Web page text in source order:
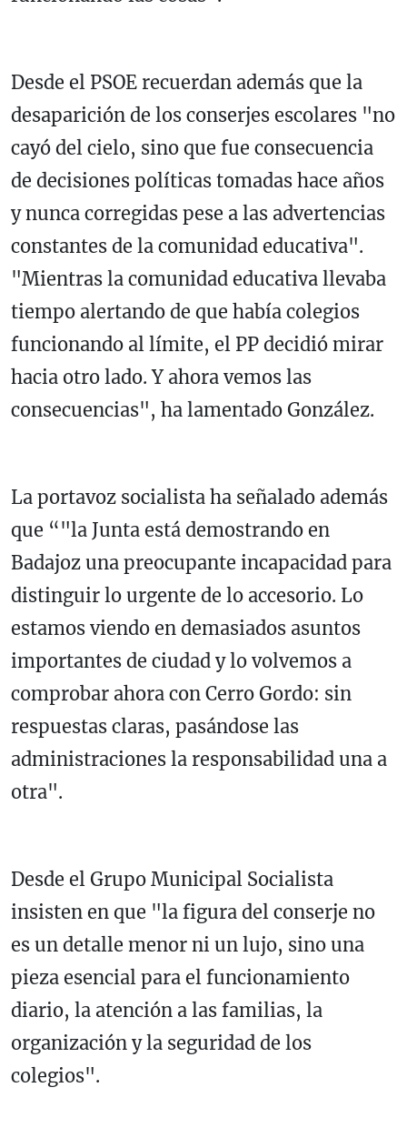
Desde el PSOE recuerdan además que la
desaparición de los conserjes escolares "no
cayó del cielo, sino que fue consecuencia
de decisiones políticas tomadas hace años
y nunca corregidas pese a las advertencias
constantes de la comunidad educativa".
"Mientras la comunidad educativa llevaba
tiempo alertando de que había colegios
funcionando al límite, el PP decidió mirar
hacia otro lado. Y ahora vemos las
consecuencias", ha lamentado González.
La portavoz socialista ha señalado además
que “"la Junta está demostrando en
Badajoz una preocupante incapacidad para
distinguir lo urgente de lo accesorio. Lo
estamos viendo en demasiados asuntos
importantes de ciudad y lo volvemos a
comprobar ahora con Cerro Gordo: sin
respuestas claras, pasándose las
administraciones la responsabilidad una a
otra".
Desde el Grupo Municipal Socialista
insisten en que "la figura del conserje no
es un detalle menor ni un lujo, sino una
pieza esencial para el funcionamiento
diario, la atención a las familias, la
organización y la seguridad de los
colegios".